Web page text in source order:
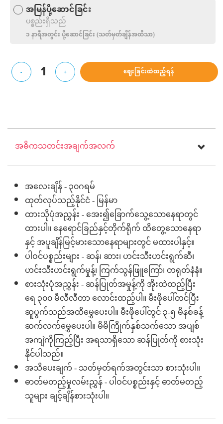
အမြန်ပို့ဆောင်ခြင်း
ပစ္စည်းရှိသည်
၁ နာရီအတွင်း ပို့‌ဆောင်ခြင်း (သတ်မှတ်ချိန်အထိသာ)
- 1 + ဈေးခြင်းထဲထည့်ရန်
အဓိကသတင်းအချက်အလက်
အလေးချိန် - ၃၀ဂရမ်
ထုတ်လုပ်သည့်နိုင်ငံ - မြန်မာ
ထားသိုပုံအညွှန်း - အေး၍ခြောက်သွေ့သောနေရာတွင်
ထားပါ။ နေရောင်ခြည်နှင့်တိုက်ရိုက် ထိတွေ့သောနေရာ
နှင့် အပူချိန်မြင့်မားသောနေရာများတွင် မထားပါနှင့်။
ပါဝင်ပစ္စည်းများ - ဆန်၊ ဆား၊ ဟင်းသီးဟင်းရွက်ဆီ၊
ဟင်းသီးဟင်းရွက်မှုန့်၊ ကြက်သွန်ဖြူကြော်၊ တရုတ်နံနံ။
စားသုံးပုံအညွှန်း - ဆန်ပြုတ်အမှုန့်ကို အိုးထဲထည့်ပြီး
ရေ ၃၀၀ မီလီလီတာ လောင်းထည့်ပါ။ မီးဖိုပေါ်တင်ပြီး
ဆူပွက်သည်အထိမွှေပေးပါ။ မီးဖိုပေါ်တွင် ၃-၅ မိနစ်ခန့်
ဆက်လက်မွှေပေးပါ။ မိမိကြိုက်နှစ်သက်သော အပျစ်
အကျဲကိုကြည့်ပြီး အရသာရှိသော ဆန်ပြုတ်ကို စားသုံး
နိုင်ပါသည်။
အသိပေးချက် - သတ်မှတ်ရက်အတွင်းသာ စားသုံးပါ။
ဓာတ်မတည့်မှုလမ်းညွှန် - ပါဝင်ပစ္စည်းနှင့် ဓာတ်မတည့်
သူများ ချင့်ချိန်စားသုံးပါ။